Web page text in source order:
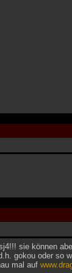
sie können
gokou oder so
mal auf